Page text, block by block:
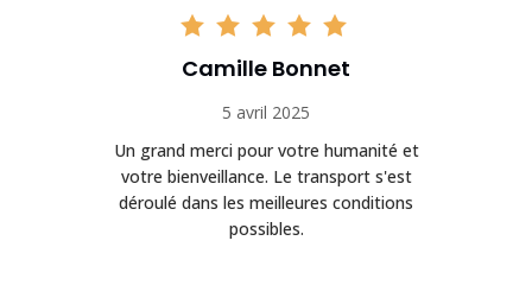
Camille Bonnet
5 avril 2025
Un grand merci pour votre humanité et
votre bienveillance. Le transport s'est
déroulé dans les meilleures conditions
possibles.